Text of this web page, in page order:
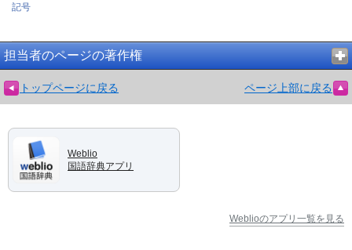
記号
担当者のページの著作権
トップページに戻る ページ上部に戻る
Weblio
国語辞典アプリ
Weblioのアプリ一覧を見る